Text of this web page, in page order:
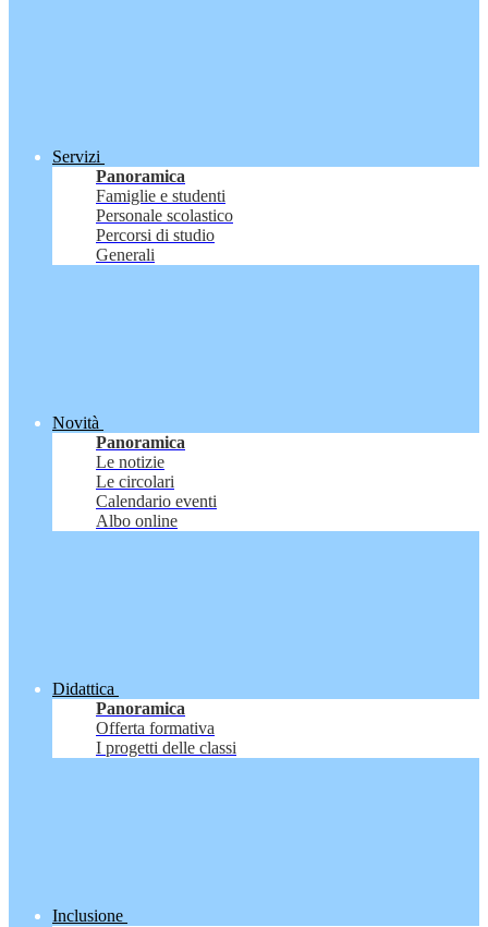
Servizi
Panoramica
Famiglie e studenti
Personale scolastico
Percorsi di studio
Generali
Novità
Panoramica
Le notizie
Le circolari
Calendario eventi
Albo online
Didattica
Panoramica
Offerta formativa
I progetti delle classi
Inclusione